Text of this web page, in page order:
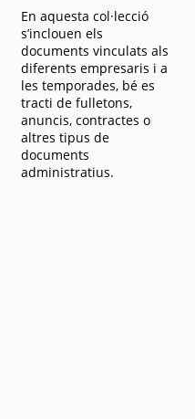
En aquesta col·lecció
s’inclouen els
documents vinculats als
diferents empresaris i a
les temporades, bé es
tracti de fulletons,
anuncis, contractes o
altres tipus de
documents
administratius.